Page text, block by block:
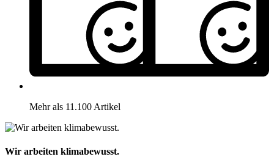
Mehr als 11.100 Artikel
Wir arbeiten klimabewusst.